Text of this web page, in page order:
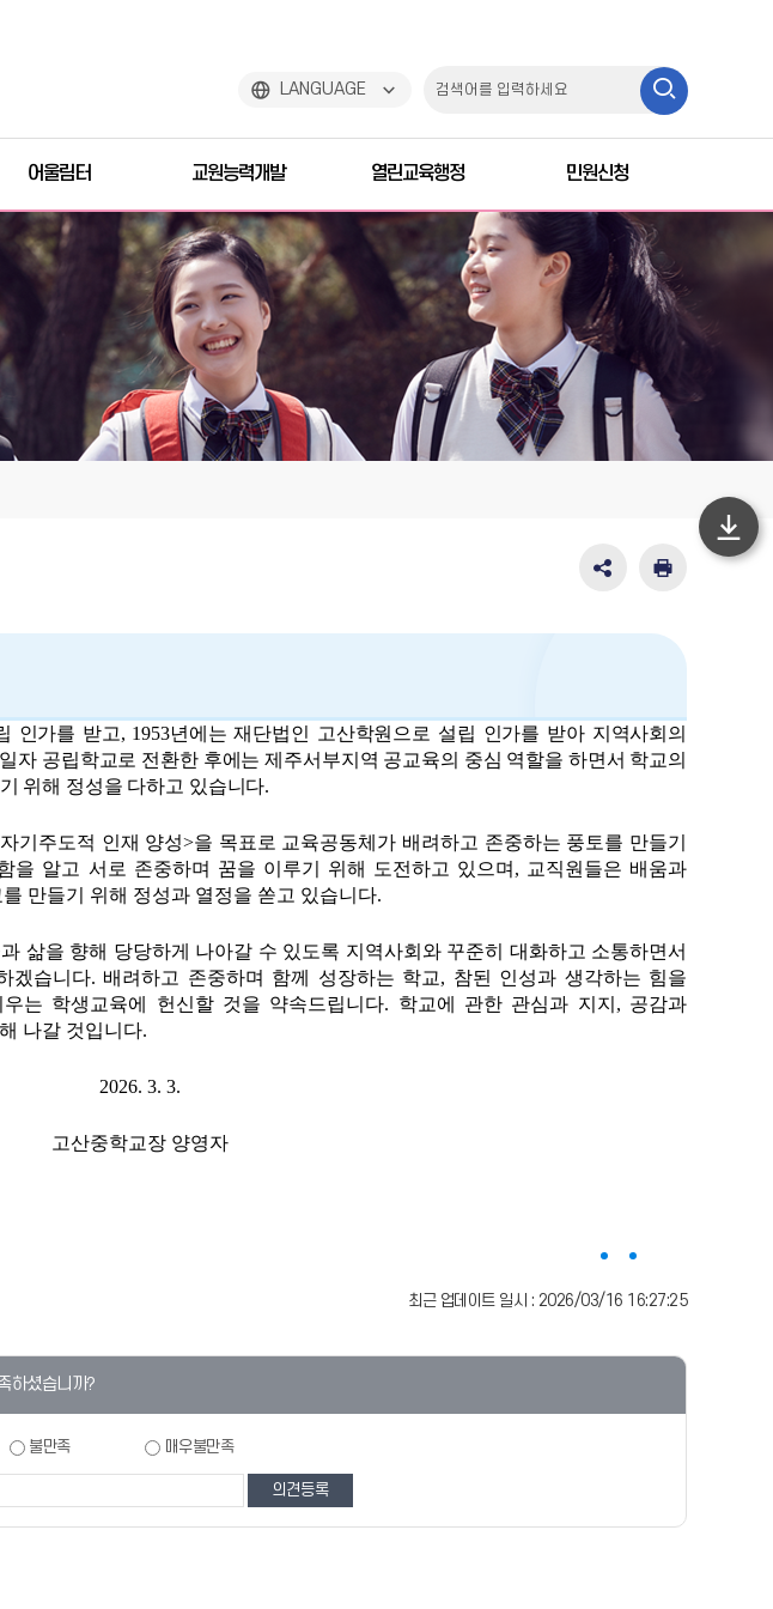
LANGUAGE
검
색
어울림터 교원능력개발 열린교육행정 민원신청
SNS
유
치
기
인
인가를 받고, 1953년에는 재단법인 고산학원으로 설립 인가를 받아 지역사회의
일자 공립학교로 전환한 후에는 제주서부지역 공교육의 중심 역할을 하면서 학교의
위해 정성을 다하고 있습니다.
기주도적 인재 양성>을 목표로 교육공동체가 배려하고 존중하는 풍토를 만들기
을 알고 서로 존중하며 꿈을 이루기 위해 도전하고 있으며 , 교직원들은 배움과
만들기 위해 정성과 열정을 쏟고 있습니다.
삶을 향해 당당하게 나아갈 수 있도록 지역사회와 꾸준히 대화하고 소통하면서
겠습니다. 배려하고 존중하며 함께 성장하는 학교, 참된 인성과 생각하는 힘을
는 학생교육에 헌신할 것을 약속드립니다. 학교에 관한 관심과 지지 , 공감과
나갈 것입니다.
2026. 3. 3.
고산중학교장 양영자
최근 업데이트 일시 : 2026/03/16 16:27:25
하셨습니까?
불만족 매우불만족
하